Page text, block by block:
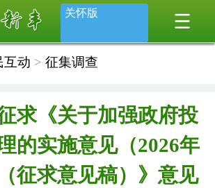
关怀版
互动 > 征集调查
求《关于加强政府投
的实施意见（2026年
征求意见稿）》意见